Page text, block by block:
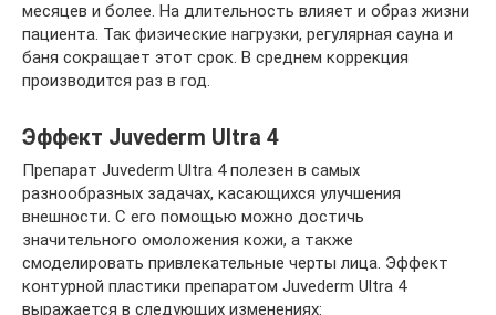
месяцев и более. На длительность влияет и образ жизни
пациента. Так физические нагрузки, регулярная сауна и
баня сокращает этот срок. В среднем коррекция
производится раз в год.
Эффект Juvederm Ultra 4
Препарат Juvederm Ultra 4 полезен в самых
разнообразных задачах, касающихся улучшения
внешности. С его помощью можно достичь
значительного омоложения кожи, а также
смоделировать привлекательные черты лица. Эффект
контурной пластики препаратом Juvederm Ultra 4
выражается в следующих изменениях: